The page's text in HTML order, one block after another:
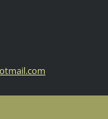
tmail.com